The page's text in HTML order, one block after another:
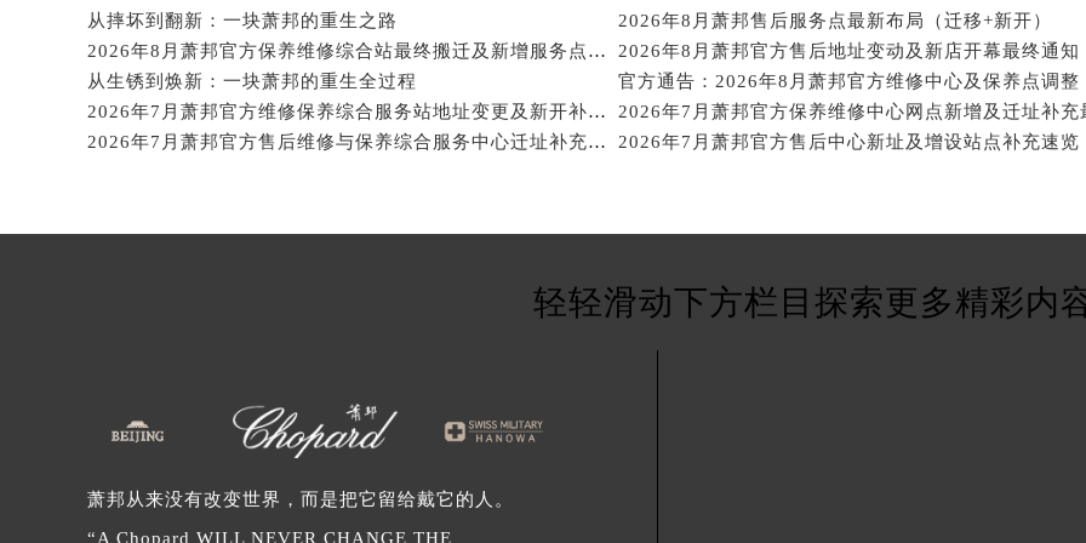
辽宁省沈阳市沈河区中街路83号亨得利名表维修授权店1楼萧邦售后服务中心（需提前预约）
北京市朝阳区建国门外大街甲6号华熙国际中心D座11层1102室萧邦售后服务中心（北京总部）（需
北京市东城区东长安街1号王府井东方广场W3座6层602室萧邦售后服务中心（需提前预约）
河北省保定市竞秀区朝阳北大街北国先天下萧邦售后服务中心（需提前预约）
内蒙古自治区阿拉善盟市左旗土尔扈特大街萧邦售后服务中心（需提前预约）
内蒙古自治区呼伦贝尔市海拉尔区中央街萧邦售后服务中心（需提前预约）
内蒙古自治区通辽市科尔沁区明仁大街萧邦售后服务中心（需提前预约）
内蒙古自治区乌兰察布市集宁区恩和大街萧邦售后服务中心（需提前预约）
内蒙古自治区锡林郭勒盟市锡林浩特市光明街与额尔敦路交叉口萧邦售后服务中心（需提前预约）
从摔坏到翻新：一块萧邦的重生之路
2026年8月萧邦售后服务点最新布局（迁移+新开）
2026年8月萧邦官方保养维修综合站最终搬迁及新增服务点公示终稿
2026年8月萧邦官方售后地址变动及新店开幕最终通知
从生锈到焕新：一块萧邦的重生全过程
官方通告：2026年8月萧邦官方维修中心及保养点调整
2026年7月萧邦官方维修保养综合服务站地址变更及新开补充通知文本最终公开
2026年7月萧邦官方售后维修与保养综合服务中心迁址补充最终确认
2026年7月萧邦官方售后中心新址及增设站点补充速览
轻轻滑动下方栏目探索更多精彩内
萧邦从来没有改变世界，而是把它留给戴它的人。
“A Chopard WILL NEVER CHANGE THE